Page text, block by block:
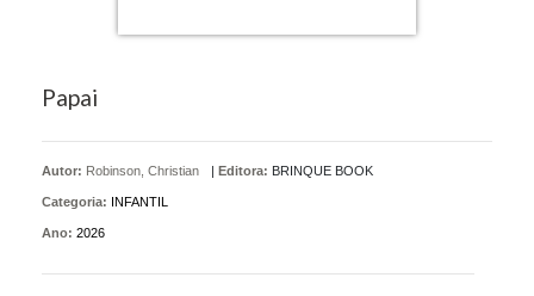
Papai
Autor: Robinson, Christian | Editora: BRINQUE BOOK
Categoria: INFANTIL
Ano: 2026